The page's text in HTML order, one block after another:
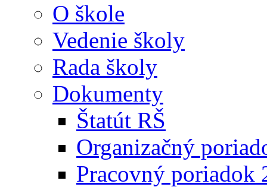
O škole
Vedenie školy
Rada školy
Dokumenty
Štatút RŠ
Organizačný
Pracovný poriadok